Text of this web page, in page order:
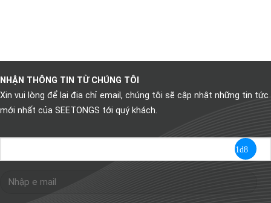
NHẬN THÔNG TIN TỪ CHÚNG TÔI
Xin vui lòng để lại địa chỉ email, chúng tôi sẽ cập nhật những tin tức
mới nhất của SEETONGS tới quý khách.